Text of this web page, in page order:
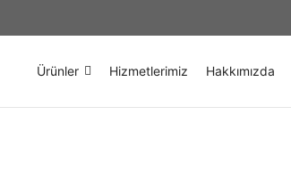
Ürünler Hizmetlerimiz Hakkımızda